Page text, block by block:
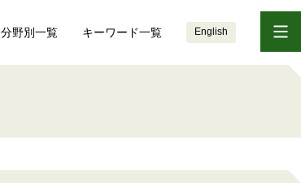
分野別一覧 キーワード一覧 English